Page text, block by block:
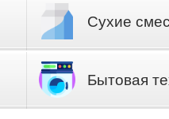
Сухие
Бытовая